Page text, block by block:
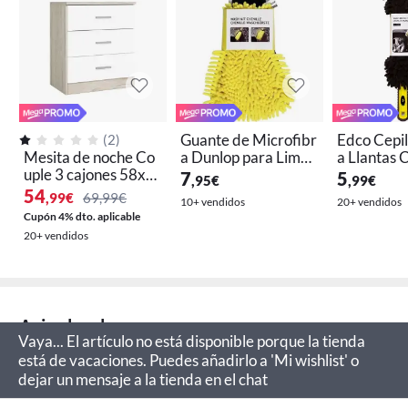
(2)
Mesita de noche Co
uple 3 cajones 58x5
0x33,3 cm
54,99€ 69,99€
Cupón 4% dto. aplicable
20+ vendidos
Guante de Microfibr
a Dunlop para Limpi
eza de Coche y Cuid
ado de Pintura
7,95€
10+ vendidos
Edco
a Llantas
cm
5,99€
20+ vendidos
Aviso legal
Vaya... El artículo no está disponible porque la tienda
está de vacaciones. Puedes añadirlo a 'Mi wishlist' o
dejar un mensaje a la tienda en el chat